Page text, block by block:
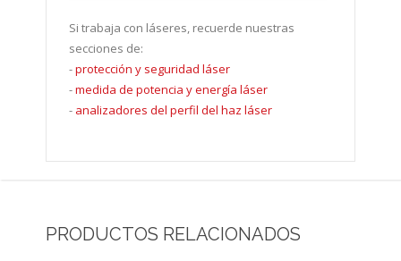
Si trabaja con láseres, recuerde nuestras
secciones de:
-protección y seguridad láser
-medida de potencia y energía láser
- analizadores del perfil del haz láser
PRODUCTOS RELACIONADOS